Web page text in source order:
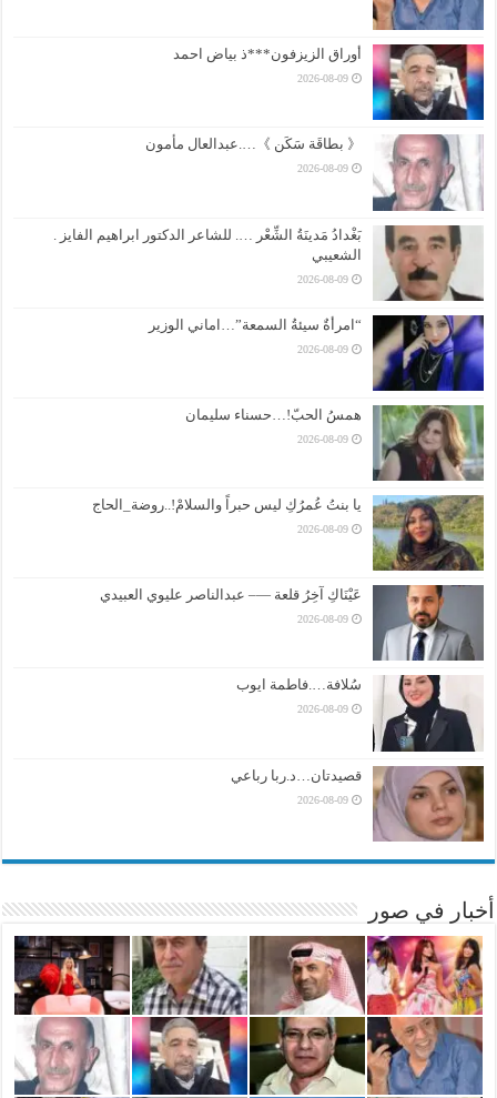
أوراق الزيزفون***ذ بياض احمد
2026-08-09
《 بطاقَة سَكَن 》….عبدالعال مأمون
2026-08-09
بَغْدادُ مَدينَةُ الشِّعْر …. للشاعر الدكتور ابراهيم الفايز .
الشعيبي
2026-08-09
“امرأةٌ سيئةُ السمعة”…اماني الوزير
2026-08-09
همسُ الحبّ!…حسناء سليمان
2026-08-09
يا بنتُ عُمرُكِ ليس حبراً والسلامْ!..روضة_الحاج
2026-08-09
عَيْنَاكِ آخِرُ قلعة —– عبدالناصر عليوي العبيدي
2026-08-09
سُلافة….فاطمة ايوب
2026-08-09
قصيدتان…د.ربا رباعي
2026-08-09
أخبار في صور